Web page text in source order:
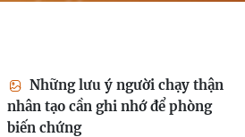
Những lưu ý người chạy thận
nhân tạo cần ghi nhớ để phòng
biến chứng